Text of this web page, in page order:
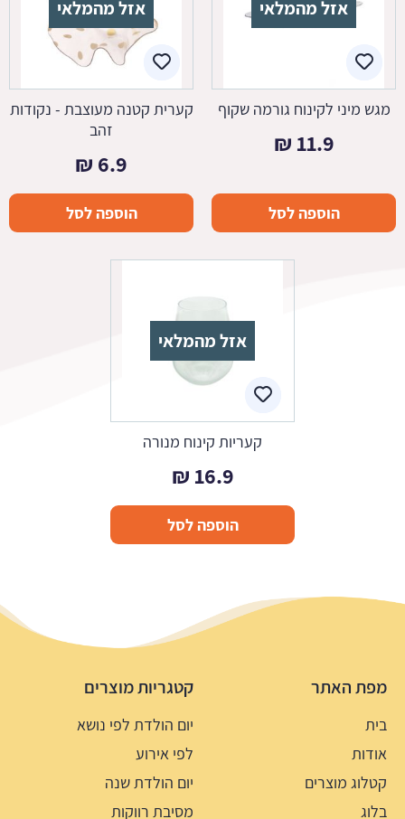
אזל מהמלאי
מגש מיני לקינוח גורמה שקוף
11.9
₪
הוספה לסל
אזל מהמלאי
קערית קטנה מעוצבת - נקודות
זהב
6.9
₪
הוספה לסל
אזל מהמלאי
קעריות קינוח מנורה
16.9
₪
הוספה לסל
מפת האתר
בית
אודות
קטלוג מוצרים
בלוג
קטגריות מוצרים
יום הולדת לפי נושא
לפי אירוע
יום הולדת שנה
מסיבת רווקות